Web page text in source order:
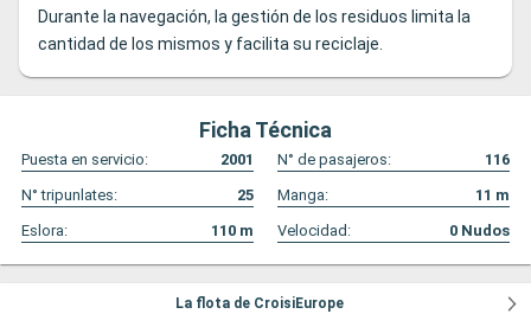
Durante la navegación, la gestión de los residuos limita la
cantidad de los mismos y facilita su reciclaje.
Ficha Técnica
Puesta en servicio: 2001 N° de pasajeros:
116
N° tripunlates:
25 Manga: 11 m
Eslora:
110 m Velocidad: 0 Nudos
La flota de CroisiEurope